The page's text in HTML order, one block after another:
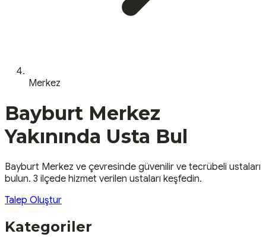
Merkez
Bayburt Merkez
Yakınında Usta Bul
Bayburt Merkez ve çevresinde güvenilir ve tecrübeli ustaları
bulun. 3 ilçede hizmet verilen ustaları keşfedin.
Talep Oluştur
Kategoriler